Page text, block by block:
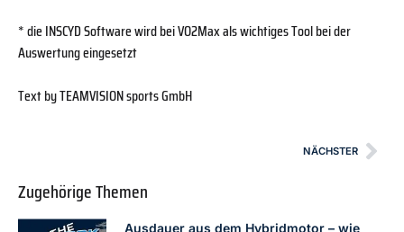
* die INSCYD Software wird bei VO2Max als wichtiges Tool bei der
Auswertung eingesetzt
Text by TEAMVISION sports GmbH
NÄCHSTER
Zugehörige Themen
Ausdauer aus dem Hybridmotor – wie